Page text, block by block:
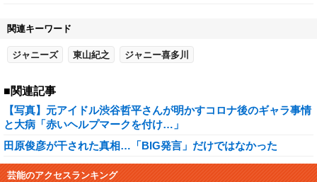
関連キーワード
ジャニーズ 東山紀之 ジャニー喜多川
■関連記事
【写真】元アイドル渋谷哲平さんが明かすコロナ後のギャラ事情
と大病「赤いヘルプマークを付け…」
田原俊彦が干された真相…「BIG発言」だけではなかった
芸能のアクセスランキング